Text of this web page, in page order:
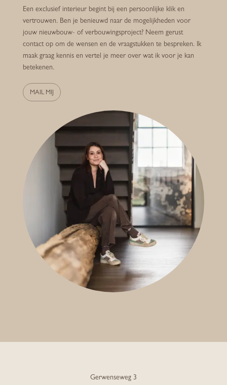
Een exclusief interieur begint bij een persoonlijke klik en
vertrouwen. Ben je benieuwd naar de mogelijkheden voor
jouw nieuwbouw- of verbouwingsproject? Neem gerust
contact op om de wensen en de vraagstukken te bespreken. Ik
maak graag kennis en vertel je meer over wat ik voor je kan
betekenen.
MAIL MIJ
Gerwenseweg 3